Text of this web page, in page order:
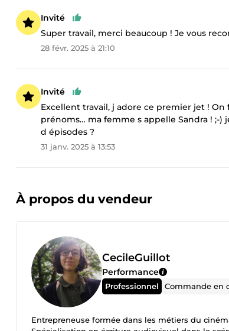
Invité
Super travail, merci beaucoup ! Je vous
28 févr. 2025 à 21:10
Invité
Excellent travail, j adore ce premier jet ! On
prénoms… ma femme s appelle Sandra ! ;-)
d épisodes ?
31 janv. 2025 à 13:53
À propos du vendeur
CecileGuillot
Performance
Professionnel Commande en
Entrepreneuse formée dans les métiers du